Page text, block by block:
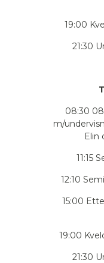
19:00
21:30
08:30
m/
Elin
11:15
12:10
15:00
19:00
21:30